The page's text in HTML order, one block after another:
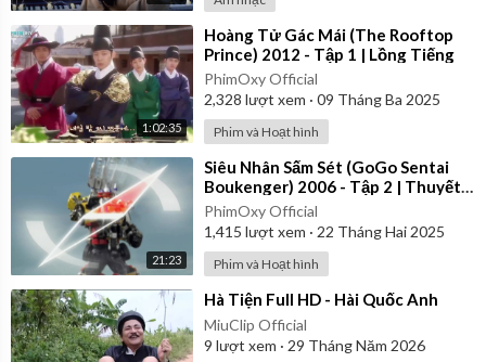
1:02:35
⁣Hoàng Tử Gác Mái (The Rooftop
Prince) 2012 - Tập 1 | Lồng Tiếng
PhimOxy Official
2,328 lượt xem · 09 Tháng Ba 2025
Phim và Hoạt hình
21:23
⁣Siêu Nhân Sấm Sét (GoGo Sentai
Boukenger) 2006 - Tập 2 | Thuyết
Minh
PhimOxy Official
1,415 lượt xem · 22 Tháng Hai 2025
Phim và Hoạt hình
⁣Hà Tiện Full HD - Hài Quốc Anh
MiuClip Official
9 lượt xem · 29 Tháng Năm 2026